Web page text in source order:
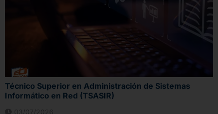
Técnico Superior en Administración de Sistemas
Informático en Red (TSASIR)